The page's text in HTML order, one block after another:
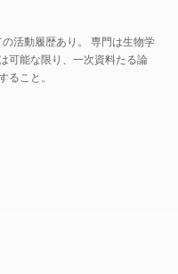
活動履歴あり。 専門は生物学
可能な限り、一次資料たる論
こと。